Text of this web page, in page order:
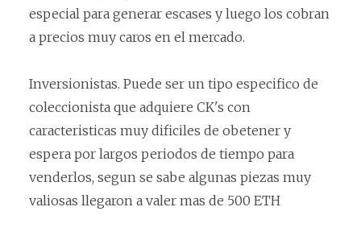
especial para generar escases y luego los cobran
a precios muy caros en el mercado.
Inversionistas. Puede ser un tipo especifico de
coleccionista que adquiere CK's con
caracteristicas muy dificiles de obetener y
espera por largos periodos de tiempo para
venderlos, segun se sabe algunas piezas muy
valiosas llegaron a valer mas de 500 ETH